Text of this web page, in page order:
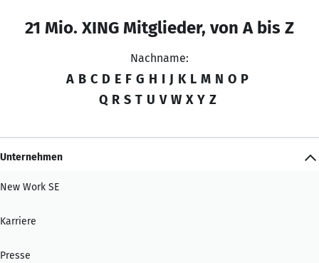
21 Mio. XING Mitglieder, von A bis Z
Nachname:
A B C D E F G H I J K L M N O P
Q R S T U V W X Y Z
Unternehmen
New Work SE
Karriere
Presse